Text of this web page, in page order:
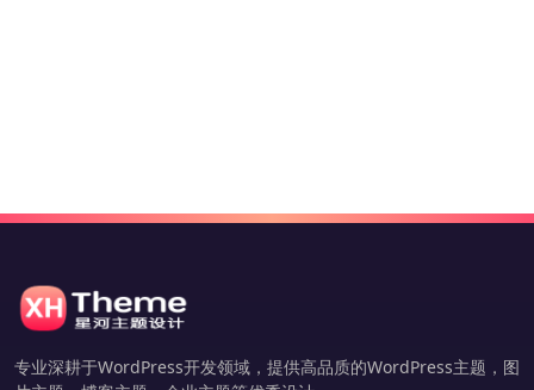
专业深耕于WordPress开发领域，提供高品质的WordPress主题，图